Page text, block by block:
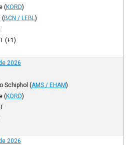
(KORD)
(BCN / LEBL )
(+1)
2026
Schiphol (AMS / EHAM)
(KORD)
2026